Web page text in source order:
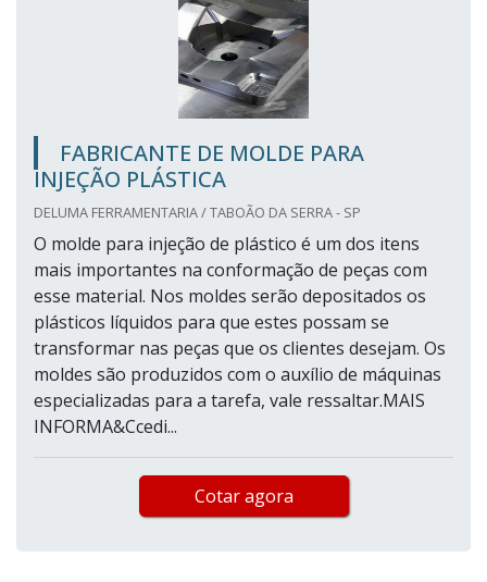
FABRICANTE DE MOLDE PARA
INJEÇÃO PLÁSTICA
DELUMA FERRAMENTARIA / TABOÃO DA SERRA - SP
O molde para injeção de plástico é um dos itens
mais importantes na conformação de peças com
esse material. Nos moldes serão depositados os
plásticos líquidos para que estes possam se
transformar nas peças que os clientes desejam. Os
moldes são produzidos com o auxílio de máquinas
especializadas para a tarefa, vale ressaltar.MAIS
INFORMA&Ccedi...
Cotar agora